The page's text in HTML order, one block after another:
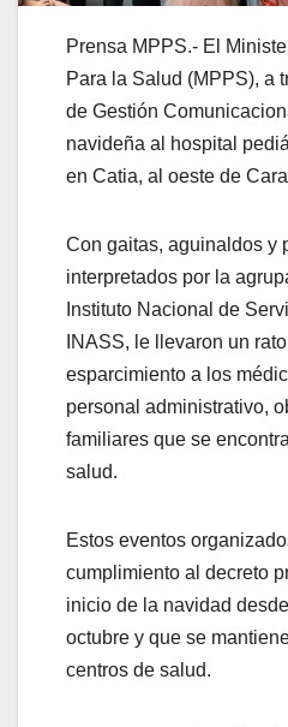
Prensa MPPS.- El
Para la Salud (MPPS), a
de Gestión
navideña al hospital
en Catia, al oeste de
Con gaitas, aguinaldos y
interpretados por la
Instituto Nacional de
INASS, le llevaron un
esparcimiento a los
personal administrativo,
familiares que se
salud.
Estos eventos
cumplimiento al decreto
inicio de la navidad
octubre y que se
centros de salud.